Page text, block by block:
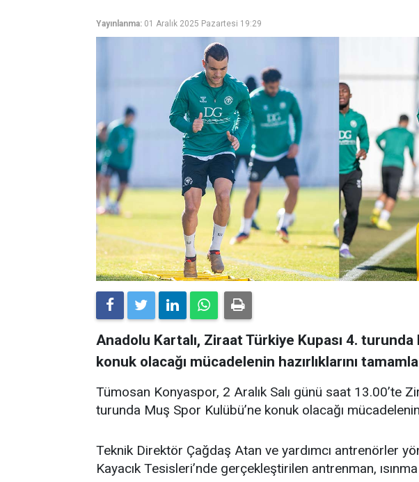
Yayınlanma: 01 Aralık 2025 Pazartesi 19:29
Anadolu Kartalı, Ziraat Türkiye Kupası 4. turunda
konuk olacağı mücadelenin hazırlıklarını
Tümosan Konyaspor, 2 Aralık Salı günü saat 13.00’te
turunda Muş Spor Kulübü’ne konuk olacağı mücadelenin
Teknik Direktör Çağdaş Atan ve yardımcı antrenörler
Kayacık Tesisleri’nde gerçekleştirilen antrenman,